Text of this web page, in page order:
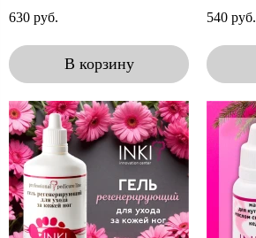
630 руб.
В корзину
540 руб.